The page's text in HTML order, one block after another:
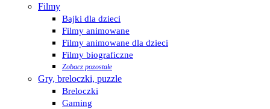
Filmy
Bajki dla dzieci
Filmy animowane
Filmy animowane dla dzieci
Filmy biograficzne
Zobacz pozostałe
Gry, breloczki, puzzle
Breloczki
Gaming